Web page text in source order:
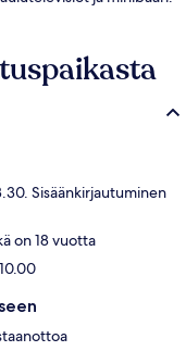
Sisäänkirjautuminen
on 18 vuotta